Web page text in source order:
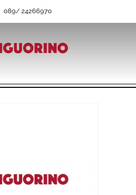
089/ 24266970